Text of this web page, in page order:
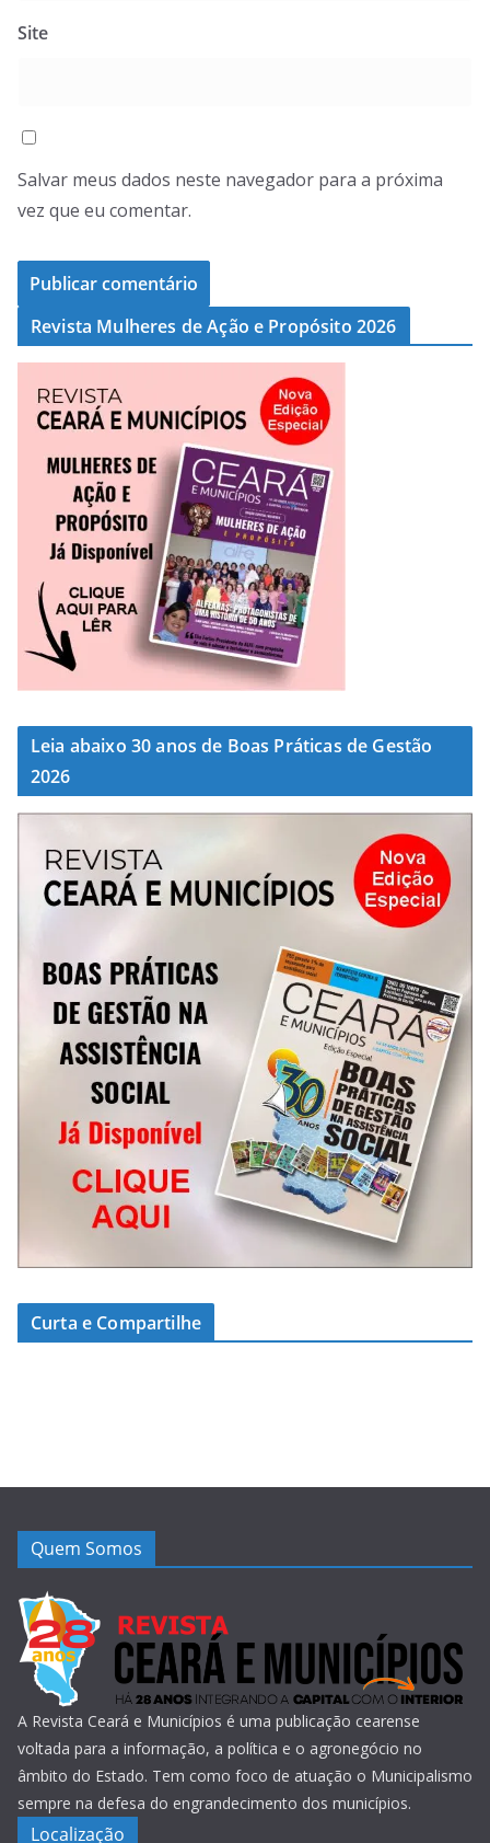
Site
Salvar meus dados neste navegador para a próxima
vez que eu comentar.
Revista Mulheres de Ação e Propósito 2026
Leia abaixo 30 anos de Boas Práticas de Gestão
2026
Curta e Compartilhe
Quem Somos
A Revista Ceará e Municípios é uma publicação cearense
voltada para a informação, a política e o agronegócio no
âmbito do Estado. Tem como foco de atuação o Municipalismo
sempre na defesa do engrandecimento dos municípios.
Localização